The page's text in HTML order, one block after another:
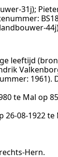
31j);
leeftijd
1961).
te Mal op
26‑08‑1922te
Hern.